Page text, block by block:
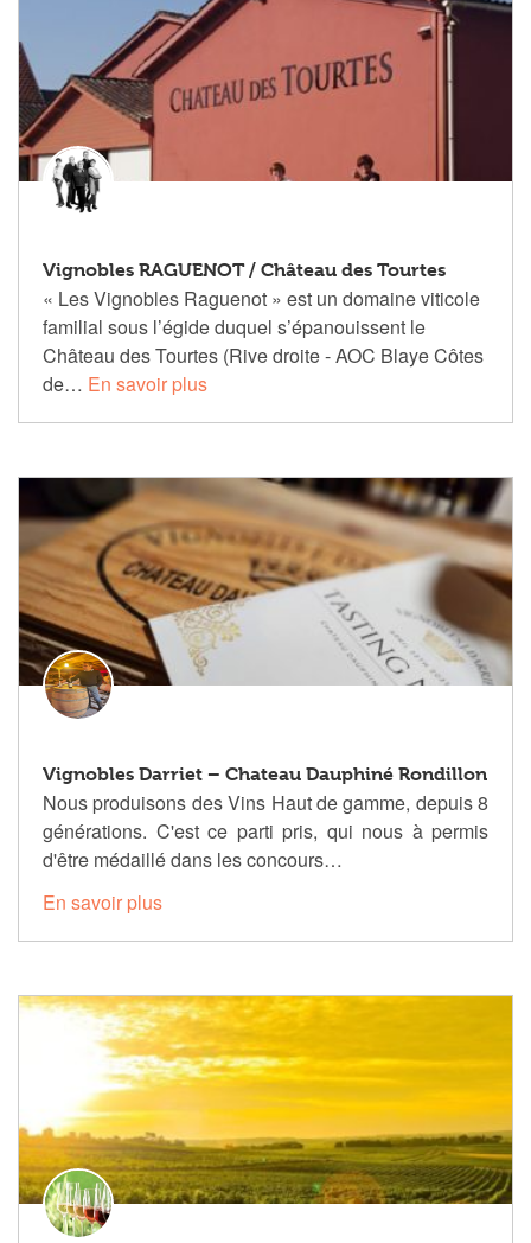
Vignobles RAGUENOT / Château des Tourtes
« Les Vignobles Raguenot » est un domaine viticole
familial sous l’égide duquel s’épanouissent le
Château des Tourtes (Rive droite - AOC Blaye Côtes
de… En savoir plus
Vignobles Darriet – Chateau Dauphiné Rondillon
Nous produisons des Vins Haut de gamme, depuis 8
générations. C'est ce parti pris, qui nous à permis
d'être médaillé dans les concours…
En savoir plus